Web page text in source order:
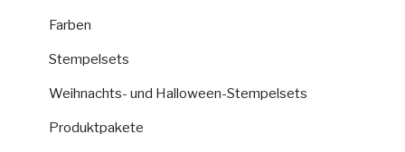
Farben
Stempelsets
Weihnachts- und Halloween-Stempelsets
Produktpakete